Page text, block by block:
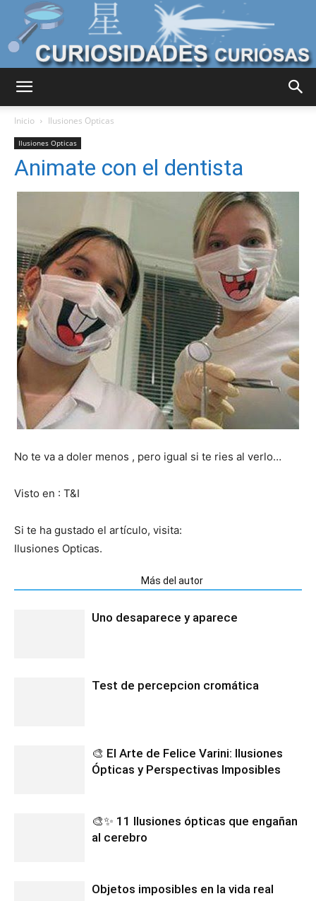
Curiosas
Mundo
Inicio Ilusiones Opticas
Ilusiones Opticas
Animate con el dentista
No te va a doler menos , pero igual si te ries al verlo…
Visto en : T&I
Si te ha gustado el artículo, visita:
Ilusiones Opticas.
Más del autor
Uno desaparece y aparece
Test de percepcion cromática
🎨 El Arte de Felice Varini: Ilusiones
Ópticas y Perspectivas Imposibles
🎨✨ 11 Ilusiones ópticas que engañan
al cerebro
Objetos imposibles en la vida real